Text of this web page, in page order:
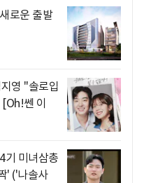
로운 출발
영 "솔로입
쎈 이
미녀삼총
' ('나솔사